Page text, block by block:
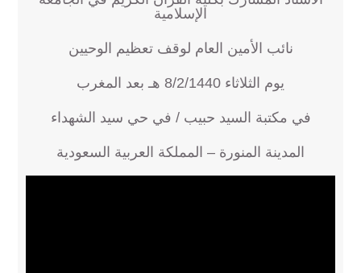
الإسلامية
نائب الأمين العام لوقف تعظيم الوحيين
يوم الثلاثاء 8/2/1440 هـ بعد المغرب
في مكتبة السيد حبيب / في حي سيد الشهداء
المدينة المنورة – المملكة العربية السعودية